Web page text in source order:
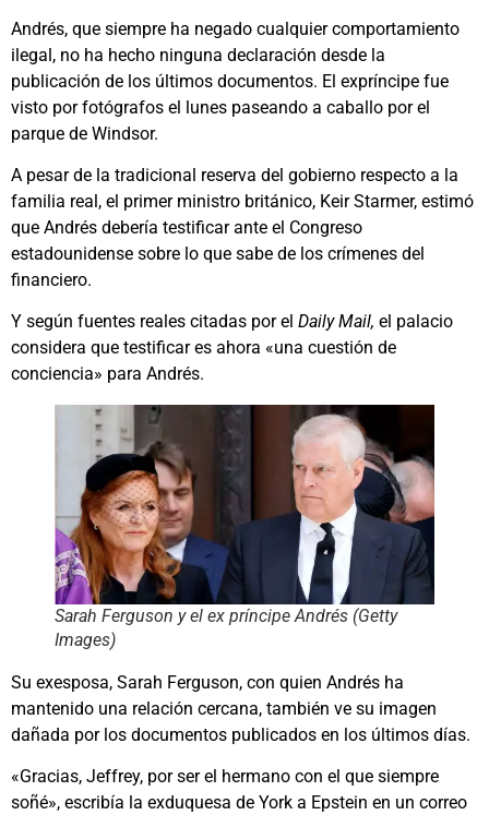
Andrés, que siempre ha negado cualquier comportamiento
ilegal, no ha hecho ninguna declaración desde la
publicación de los últimos documentos. El expríncipe fue
visto por fotógrafos el lunes paseando a caballo por el
parque de Windsor.
A pesar de la tradicional reserva del gobierno respecto a la
familia real, el primer ministro británico, Keir Starmer, estimó
que Andrés debería testificar ante el Congreso
estadounidense sobre lo que sabe de los crímenes del
financiero.
Y según fuentes reales citadas por el Daily Mail, el palacio
considera que testificar es ahora «una cuestión de
conciencia» para Andrés.
Sarah Ferguson y el ex príncipe Andrés (Getty
Images)
Su exesposa, Sarah Ferguson, con quien Andrés ha
mantenido una relación cercana, también ve su imagen
dañada por los documentos publicados en los últimos días.
«Gracias, Jeffrey, por ser el hermano con el que siempre
soñé», escribía la exduquesa de York a Epstein en un correo